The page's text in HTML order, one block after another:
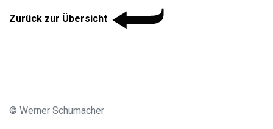
Zurück zur Übersicht
© Werner Schumacher